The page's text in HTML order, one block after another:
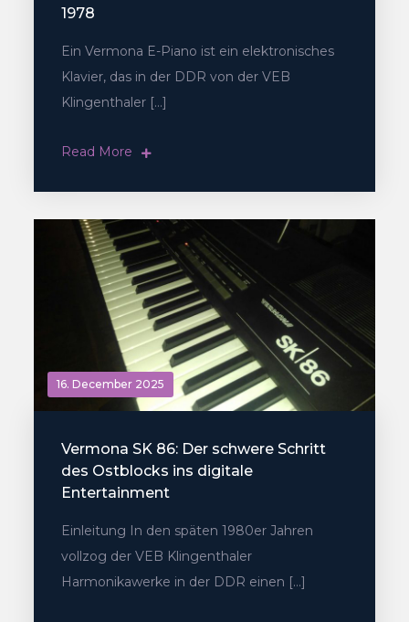
1978
Ein Vermona E-Piano ist ein elektronisches
Klavier, das in der DDR von der VEB
Klingenthaler […]
Read More
16. December 2025
Vermona SK 86: Der schwere Schritt
des Ostblocks ins digitale
Entertainment
Einleitung In den späten 1980er Jahren
vollzog der VEB Klingenthaler
Harmonikawerke in der DDR einen […]